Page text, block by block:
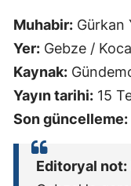
Muhabir: Gürkan
Yer: Gebze /
Kaynak:
Yayın tarihi: 15
Son güncelleme:
Editoryal not: